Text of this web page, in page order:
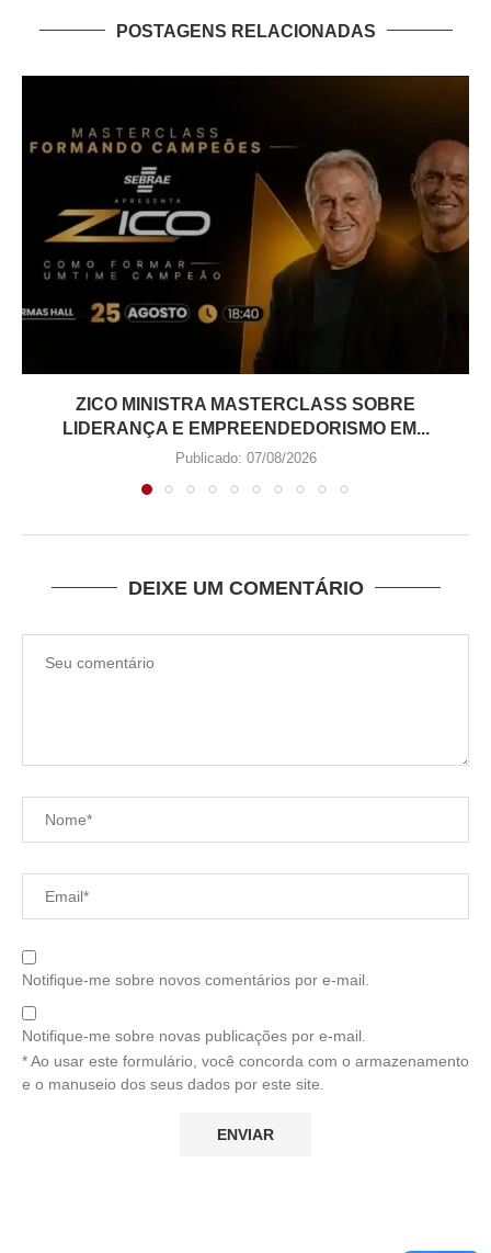
POSTAGENS RELACIONADAS
ZICO MINISTRA MASTERCLASS SOBRE
LIDERANÇA E EMPREENDEDORISMO EM...
Publicado: 07/08/2026
DEIXE UM COMENTÁRIO
Notifique-me sobre novos comentários por e-mail.
Notifique-me sobre novas publicações por e-mail.
* Ao usar este formulário, você concorda com o armazenamento
e o manuseio dos seus dados por este site.